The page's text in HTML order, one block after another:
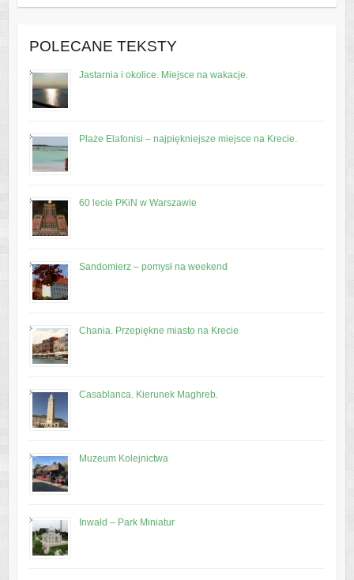
POLECANE TEKSTY
Jastarnia i okolice. Miejsce na wakacje.
Plaże Elafonisi – najpiękniejsze miejsce na Krecie.
60 lecie PKiN w Warszawie
Sandomierz – pomysł na weekend
Chania. Przepiękne miasto na Krecie
Casablanca. Kierunek Maghreb.
Muzeum Kolejnictwa
Inwałd – Park Miniatur